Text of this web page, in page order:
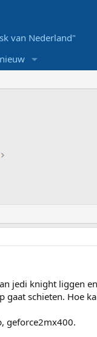
van Nederland"
jedi knight liggen
gaat schieten. Hoe
geforce2mx400.